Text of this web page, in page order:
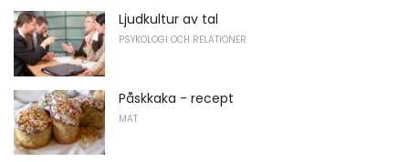
Ljudkultur av tal
PSYKOLOGI OCH RELATIONER
Påskkaka - recept
MAT